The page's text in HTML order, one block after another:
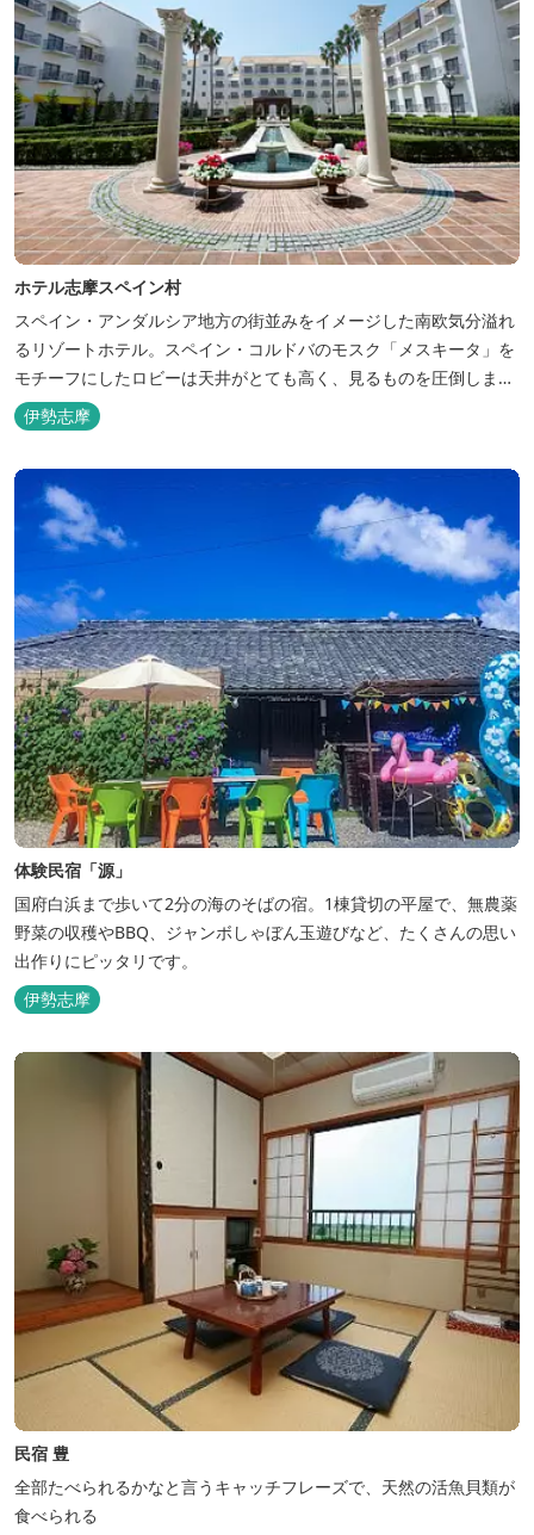
ホテル志摩スペイン村
スペイン・アンダルシア地方の街並みをイメージした南欧気分溢れ
るリゾートホテル。スペイン・コルドバのモスク「メスキータ」を
モチーフにしたロビーは天井がとても高く、見るものを圧倒しま
す。客室棟にある中庭もコルドバ、セビリア、グラナダの街を再現
しており、ホテル内を散策するだけでも異国感を満喫できます。 ス
ペインの雰囲気が溢れた客室やパークの夢の続きが見られるキャラ
クタールーム、最大6名様まで...
伊勢志摩
体験民宿「源」
国府白浜まで歩いて2分の海のそばの宿。1棟貸切の平屋で、無農薬
野菜の収穫やBBQ、ジャンボしゃぼん玉遊びなど、たくさんの思い
出作りにピッタリです。
伊勢志摩
民宿 豊
全部たべられるかなと言うキャッチフレーズで、天然の活魚貝類が
食べられる